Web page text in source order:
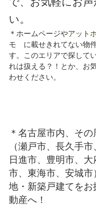
い。
＊ホームページやアット
モ　に載せきれてない物
す。このエリアで探して
れは扱える？！とか、お
わせください。
＊名古屋市内、そ
（瀬戸市、長久手市
日進市、豊明市、
市、東海市、安城
地・新築戸建てをお
動産へ！